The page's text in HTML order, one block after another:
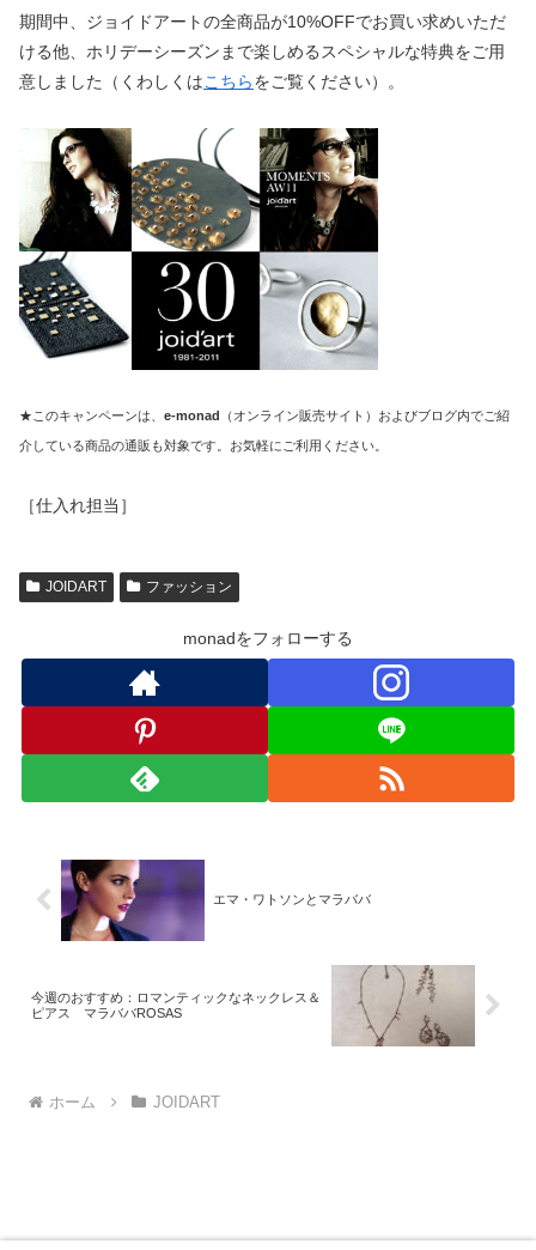
期間中、ジョイドアートの全商品が10%OFFでお買い求めいただ
ける他、ホリデーシーズンまで楽しめるスペシャルな特典をご用
意しました（くわしくはこちらをご覧ください）。
★このキャンペーンは、 e-monad （オンライン販売サイト）およびブログ内でご紹
介している商品の通販も対象です。お気軽にご利用ください。
［仕入れ担当］
JOIDART ファッション
monadをフォローする
エマ・ワトソンとマラババ
今週のおすすめ：ロマンティックなネックレス＆
ピアス マラババROSAS
ホーム JOIDART